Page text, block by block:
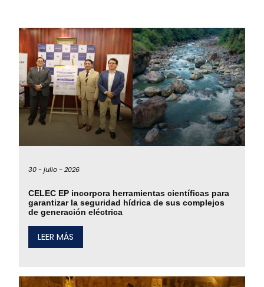
30 -julio -2026
CELEC EP incorpora herramientas científicas para
garantizar la seguridad hídrica de sus complejos
de generación eléctrica
LEER MÁS